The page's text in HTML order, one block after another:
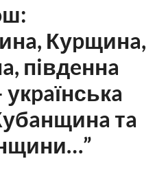
Куpщинa,
пiвдeннa
тa